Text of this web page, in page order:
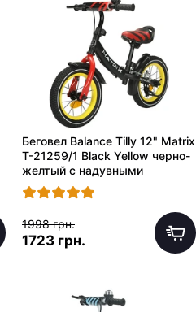
Беговел Balance Tilly 12" Matrix
T-21259/1 Black Yellow черно-
желтый с надувными
колесами
1998 грн.
1723 грн.